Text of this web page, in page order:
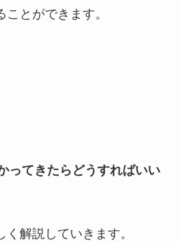
とができます。
ってきたらどうすればいい
解説していきます。